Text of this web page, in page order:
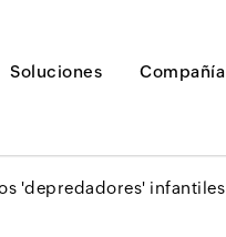
Soluciones Compañía
'depredadores' infantiles